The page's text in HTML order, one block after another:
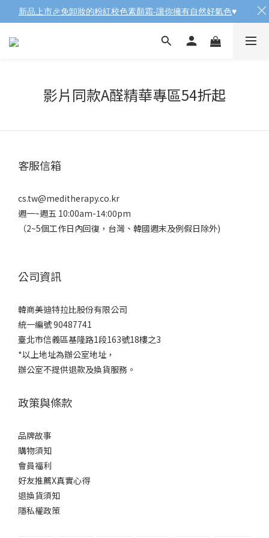
影片同款A醛精華專區54折起
客服信箱
cs.tw@meditherapy.co.kr
週一~週五 10:00am-14:00pm
（2~5個工作日內回復，台灣、韓國週末及例假日除外)
公司資訊
韓商美迪特拉比股份有限公司
統一編號 90487741
臺北市信義區基隆路1段163號18樓之3
*以上地址為辦公室地址，
辦公室不提供退款及換貨服務。
政策與條款
品牌故事
購物須知
會員福利
好友推薦X真實心得
退換貨須知
隱私權政策
新品上市🎉免卸妝的粉紅校色素顏霜-讓你擁有自然好氣色♥️